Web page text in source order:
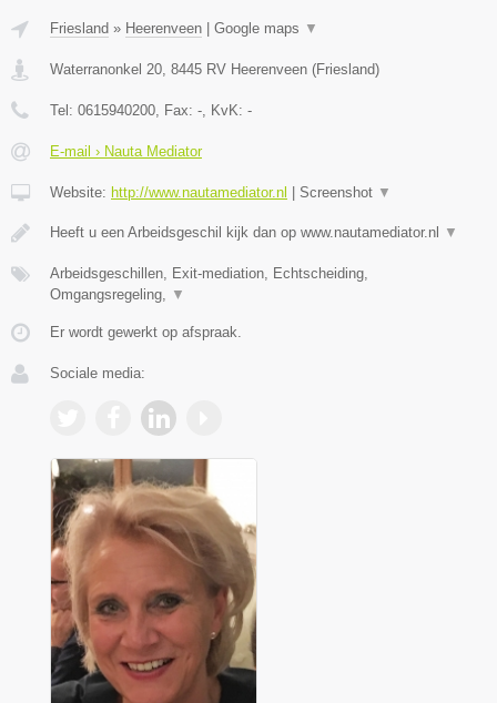
Friesland » Heerenveen Google maps ▼
Waterranonkel 20 8445 RV Heerenveen (Friesland)
Tel: 0615940200 , Fax: - , KvK: -
E-mail › Nauta Mediator
Website: http://www.nautamediator.nl Screenshot ▼
Heeft u een Arbeidsgeschil kijk dan op www.nautamediator.nl ▼
Arbeidsgeschillen, Exit-mediation, Echtscheiding,
Omgangsregeling,
▼
Er wordt gewerkt op afspraak.
Sociale media: